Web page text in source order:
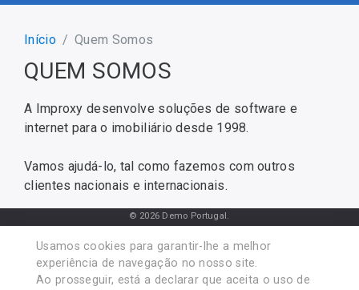
Usamos cookies para garantir-lhe a melhor
experiência de navegação no nosso site.
Ao prosseguir, está a declarar que aceita o uso de
Início Quem Somos
QUEM SOMOS
A Improxy desenvolve soluções de software e
internet para o imobiliário desde 1998.
Vamos ajudá-lo, tal como fazemos com outros
clientes nacionais e internacionais.
© 2026 Demo Portugal.
|RESOLUÇÃO ALTERNATIVA DE LITÍGIOS |LIVRO DE RECLAMAÇÕES
INTERMEDIÁRIO DE CRÉDITO
DESENVOLVIDO POR: